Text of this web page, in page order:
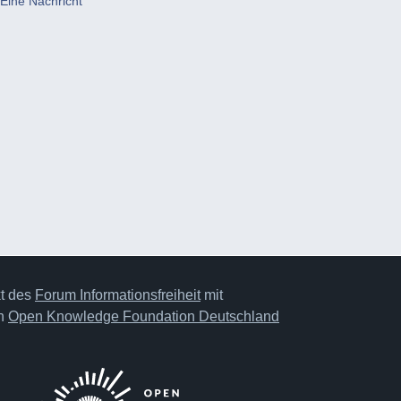
des Forum Informationsfreiheitmit
Open Knowledge Foundation Deutschland